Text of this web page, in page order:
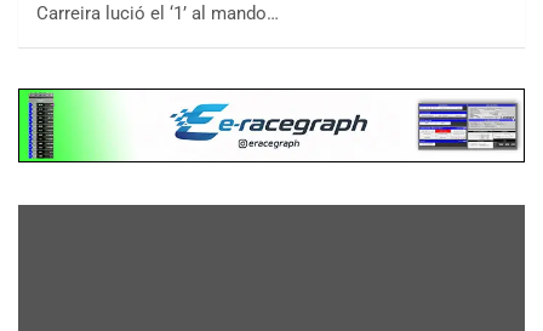
Carreira lució el ‘1’ al mando…